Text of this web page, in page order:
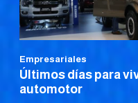
Empresariales
Últimos días para
automotor